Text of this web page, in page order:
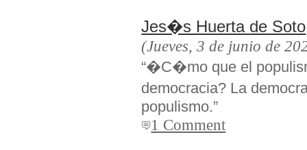
Jes�s Huerta de Soto
(Jueves, 3 de junio de
“�C�mo que el
democracia? La
populismo.”
1 Comment